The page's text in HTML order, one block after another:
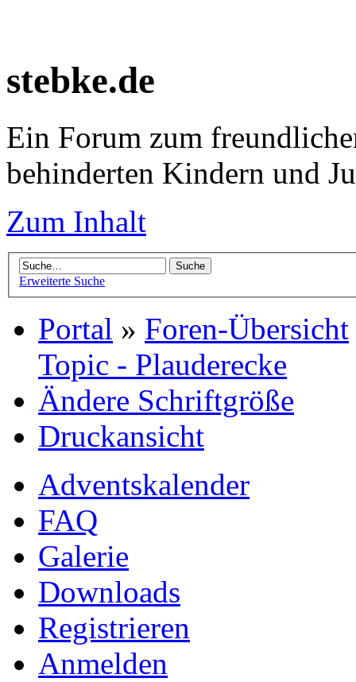
stebke.de
Ein Forum zum
behinderten Kindern und
Zum Inhalt
Erweiterte Suche
Portal » Foren-Übersicht
Topic - Plauderecke
Ändere Schriftgröße
Druckansicht
Adventskalender
FAQ
Galerie
Downloads
Registrieren
Anmelden